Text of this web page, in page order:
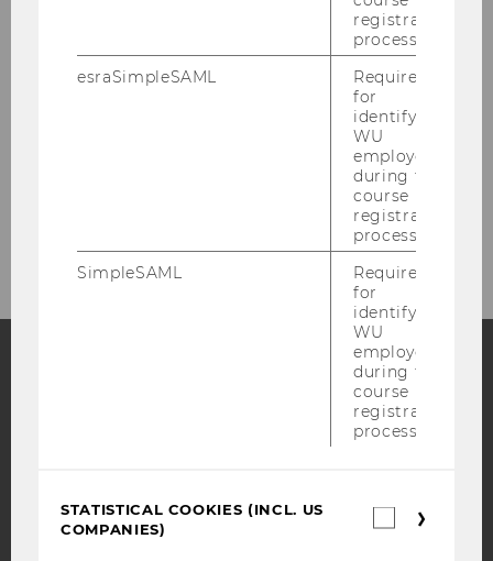
Blog
registration
process.
esraSimpleSAML
Required
for
identifying
WU
employees
during the
course
registration
process.
SimpleSAML
Required
for
identifying
WU
employees
during the
course
registration
process.
STATISTICAL COOKIES (INCL. US
COMPANIES)